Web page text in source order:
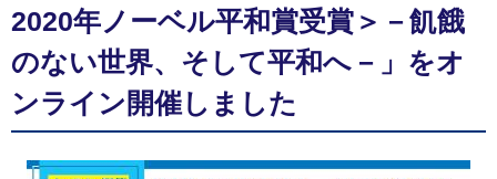
2020年ノーベル平和賞受賞＞－飢餓
のない世界、そして平和へ－」をオ
ンライン開催しました